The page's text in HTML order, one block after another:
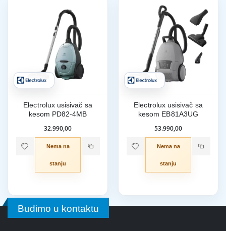
Electrolux usisivač sa
kesom PD82-4MB
32.990,00
Nema na
stanju
Electrolux usisivač sa
kesom EB81A3UG
53.990,00
Nema na
stanju
Budimo u kontaktu